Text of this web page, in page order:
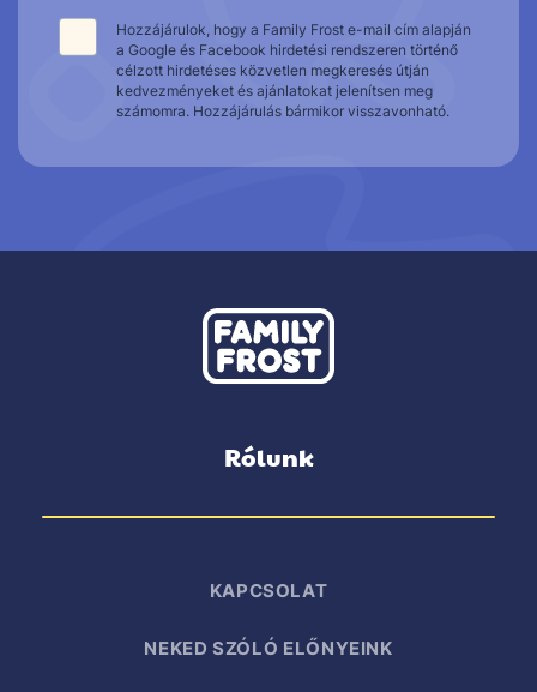
Hozzájárulok, hogy a Family Frost e-mail cím alapján
a Google és Facebook hirdetési rendszeren történő
célzott hirdetéses közvetlen megkeresés útján
kedvezményeket és ajánlatokat jelenítsen meg
számomra. Hozzájárulás bármikor visszavonható.
Rólunk
KAPCSOLAT
NEKED SZÓLÓ ELŐNYEINK